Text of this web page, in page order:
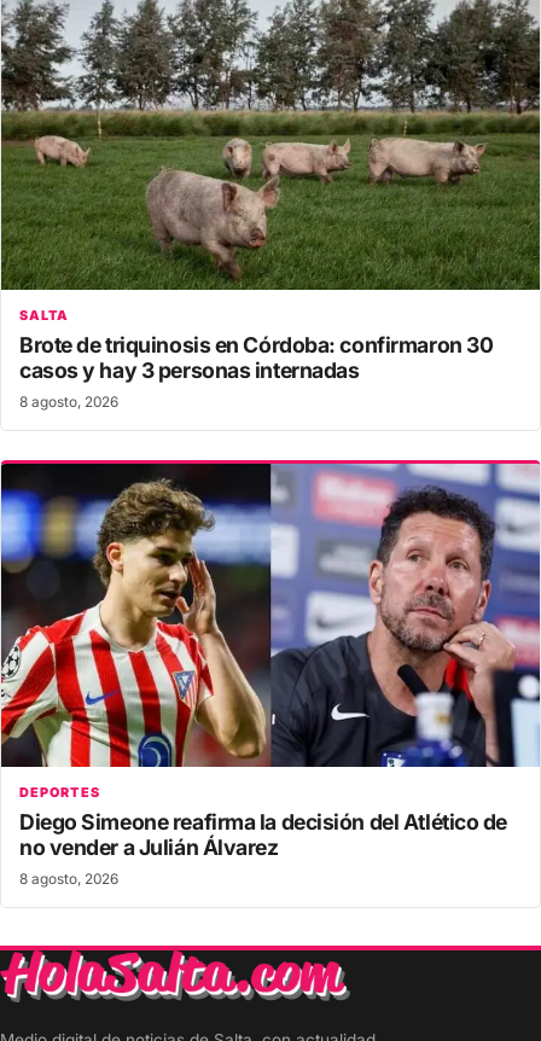
SALTA
Brote de triquinosis en Córdoba: confirmaron 30
casos y hay 3 personas internadas
8 agosto, 2026
DEPORTES
Diego Simeone reafirma la decisión del Atlético de
no vender a Julián Álvarez
8 agosto, 2026